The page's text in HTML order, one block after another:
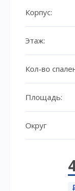
Корпус:
Этаж:
Кол-во
Площадь:
Округ